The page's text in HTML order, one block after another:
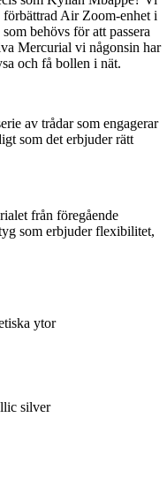
förbättrad Air Zoom-enhet i
behövs för att passera
Mercurial vi någonsin har
och få bollen i nät.
av trådar som engagerar
som det erbjuder rätt
från föregående
som erbjuder flexibilitet,
ytor
silver